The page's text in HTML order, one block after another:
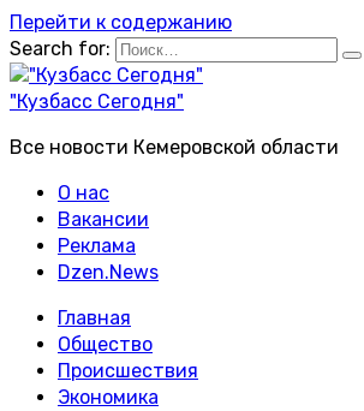
Перейти к содержанию
Search for:
"Кузбасс Сегодня"
Все новости Кемеровской области
О нас
Вакансии
Реклама
Dzen.News
Главная
Общество
Происшествия
Экономика